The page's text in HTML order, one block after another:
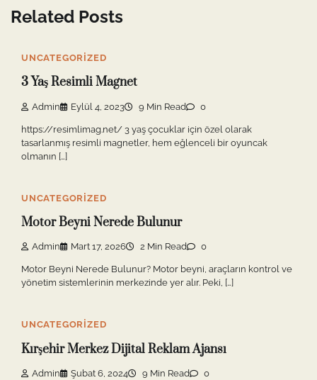
Related Posts
UNCATEGORIZED
3 Yaş Resimli Magnet
Admin Eylül 4, 2023 9 Min Read 0
https://resimlimag.net/ 3 yaş çocuklar için özel olarak
tasarlanmış resimli magnetler, hem eğlenceli bir oyuncak
olmanın […]
UNCATEGORIZED
Motor Beyni Nerede Bulunur
Admin Mart 17, 2026 2 Min Read 0
Motor Beyni Nerede Bulunur? Motor beyni, araçların kontrol ve
yönetim sistemlerinin merkezinde yer alır. Peki, […]
UNCATEGORIZED
Kırşehir Merkez Dijital Reklam Ajansı
Admin Şubat 6, 2024 9 Min Read 0